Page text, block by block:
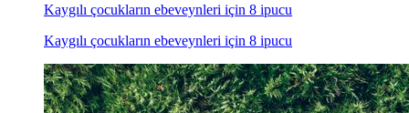
Kaygılı çocukların ebeveynleri için 8 ipucu
Kaygılı çocukların ebeveynleri için 8 ipucu